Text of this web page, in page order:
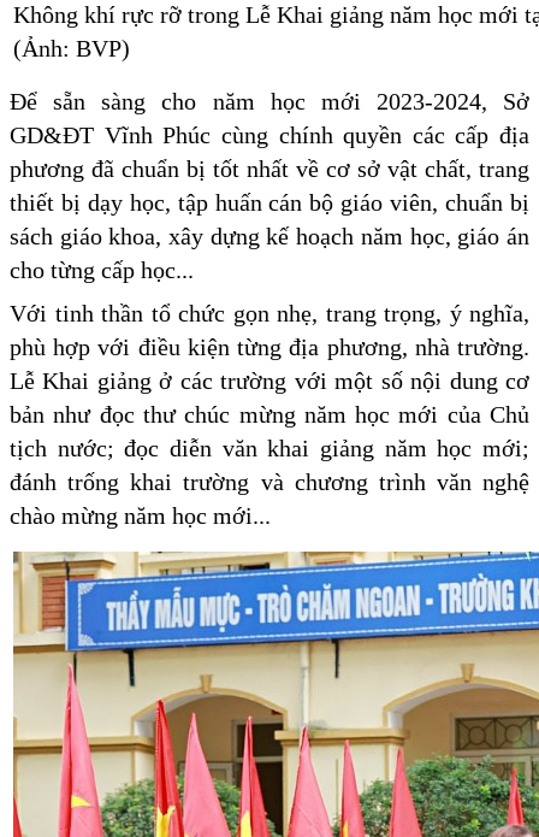
Không khí rực rỡ trong Lễ Khai giảng năm học mới
(Ảnh: BVP)
Để sẵn sàng cho năm học mới 2023-2024, Sở
GD&ĐT Vĩnh Phúc cùng chính quyền các cấp địa
phương đã chuẩn bị tốt nhất về cơ sở vật chất, trang
thiết bị dạy học, tập huấn cán bộ giáo viên, chuẩn bị
sách giáo khoa, xây dựng kế hoạch năm học, giáo án
cho từng cấp học...
Với tinh thần tổ chức gọn nhẹ, trang trọng, ý nghĩa,
phù hợp với điều kiện từng địa phương, nhà trường.
Lễ Khai giảng ở các trường với một số nội dung cơ
bản như đọc thư chúc mừng năm học mới của Chủ
tịch nước; đọc diễn văn khai giảng năm học mới;
đánh trống khai trường và chương trình văn nghệ
chào mừng năm học mới...